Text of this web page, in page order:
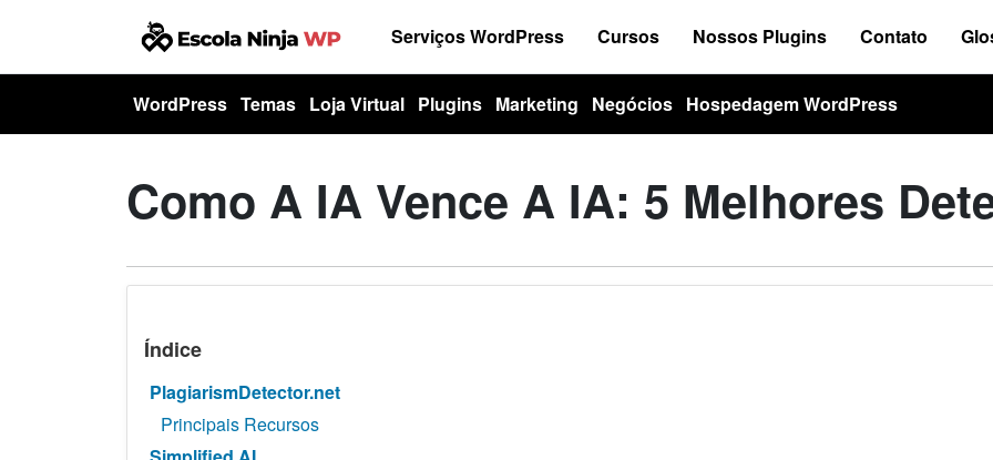
Serviços WordPress Cursos Nossos Plugins Contato
WordPress Temas Loja Virtual Plugins Marketing Negócios Hospedagem WordPress
Como A IA Vence A IA: 5 Melhores
Índice
PlagiarismDetector.net
Principais Recursos